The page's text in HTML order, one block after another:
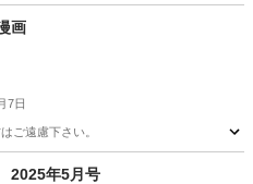
ガ、コミック、アニメ
画
7日
ご遠慮下さい。
ガ、コミック、アニメ
2025年5月号